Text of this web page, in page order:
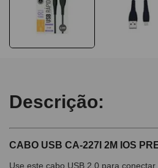
Descrição:
CABO USB CA-227I 2M IOS
Use este cabo USB 2.0 para